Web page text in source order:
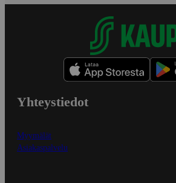
Yhteystiedot
Myymälät
Asiakaspalvelu